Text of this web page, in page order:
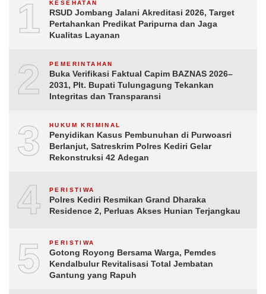
1 KESEHATAN
RSUD Jombang Jalani Akreditasi 2026, Target
Pertahankan Predikat Paripurna dan Jaga
Kualitas Layanan
2 PEMERINTAHAN
Buka Verifikasi Faktual Capim BAZNAS 2026–
2031, Plt. Bupati Tulungagung Tekankan
Integritas dan Transparansi
3 HUKUM KRIMINAL
Penyidikan Kasus Pembunuhan di Purwoasri
Berlanjut, Satreskrim Polres Kediri Gelar
Rekonstruksi 42 Adegan
4 PERISTIWA
Polres Kediri Resmikan Grand Dharaka
Residence 2, Perluas Akses Hunian Terjangkau
5 PERISTIWA
Gotong Royong Bersama Warga, Pemdes
Kendalbulur Revitalisasi Total Jembatan
Gantung yang Rapuh